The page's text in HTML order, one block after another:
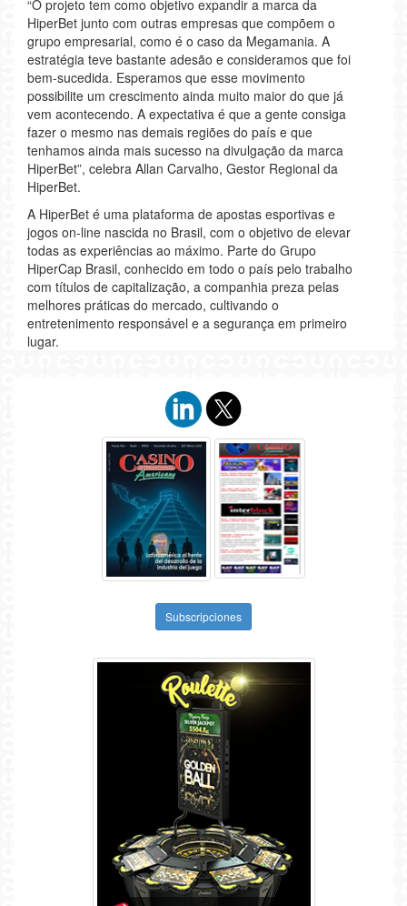
“O projeto tem como objetivo expandir a marca da
HiperBet junto com outras empresas que compõem o
grupo empresarial, como é o caso da Megamania. A
estratégia teve bastante adesão e consideramos que foi
bem-sucedida. Esperamos que esse movimento
possibilite um crescimento ainda muito maior do que já
vem acontecendo. A expectativa é que a gente consiga
fazer o mesmo nas demais regiões do país e que
tenhamos ainda mais sucesso na divulgação da marca
HiperBet”, celebra Allan Carvalho, Gestor Regional da
HiperBet.
A HiperBet é uma plataforma de apostas esportivas e
jogos on-line nascida no Brasil, com o objetivo de elevar
todas as experiências ao máximo. Parte do Grupo
HiperCap Brasil, conhecido em todo o país pelo trabalho
com títulos de capitalização, a companhia preza pelas
melhores práticas do mercado, cultivando o
entretenimento responsável e a segurança em primeiro
lugar.
Subscripciones